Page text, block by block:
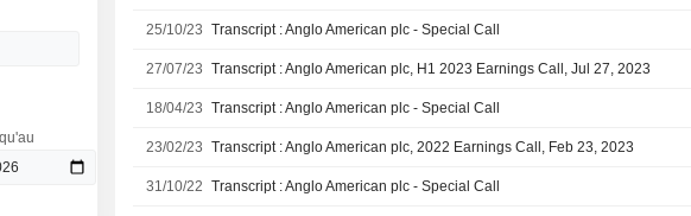
25/10/23 Transcript : Anglo American plc - Special Call
27/07/23 Transcript : Anglo American plc, H1 2023 Earnings Call, Jul 27, 2023
18/04/23 Transcript : Anglo American plc - Special Call
23/02/23 Transcript : Anglo American plc, 2022 Earnings Call, Feb 23, 2023
31/10/22 Transcript : Anglo American plc - Special Call